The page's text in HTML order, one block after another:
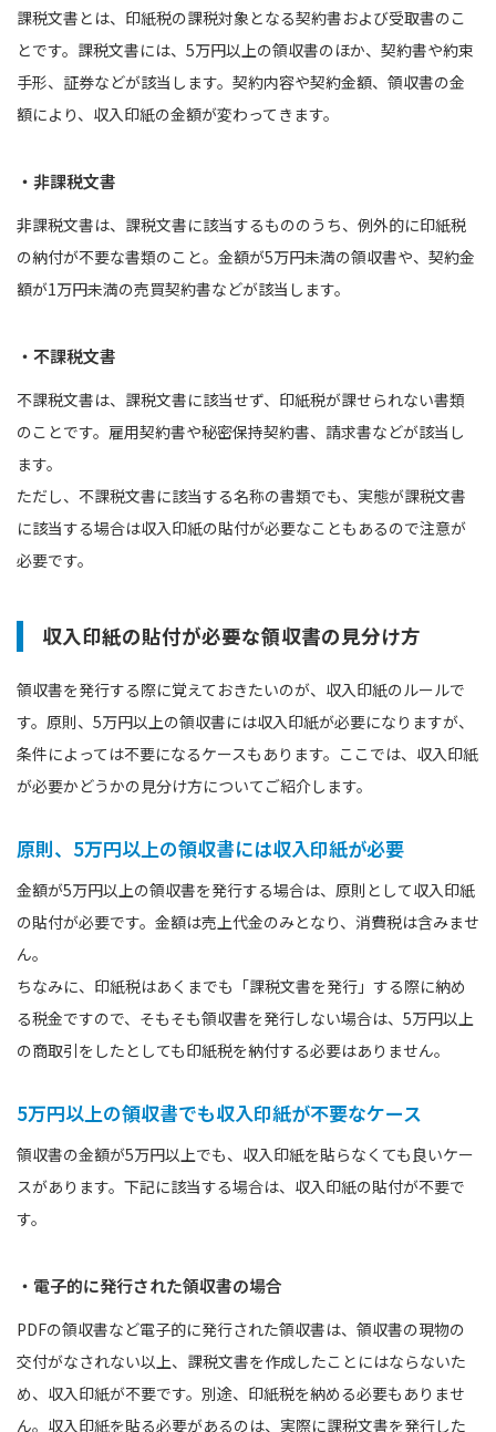
課税文書とは、印紙税の課税対象となる契約書および受取書のこ
とです。課税文書には、5万円以上の領収書のほか、契約書や約束
手形、証券などが該当します。契約内容や契約金額、領収書の金
額により、収入印紙の金額が変わってきます。
・非課税文書
非課税文書は、課税文書に該当するもののうち、例外的に印紙税
の納付が不要な書類のこと。金額が5万円未満の領収書や、契約金
額が1万円未満の売買契約書などが該当します。
・不課税文書
不課税文書は、課税文書に該当せず、印紙税が課せられない書類
のことです。雇用契約書や秘密保持契約書、請求書などが該当し
ます。
ただし、不課税文書に該当する名称の書類でも、実態が課税文書
に該当する場合は収入印紙の貼付が必要なこともあるので注意が
必要です。
収入印紙の貼付が必要な領収書の見分け方
領収書を発行する際に覚えておきたいのが、収入印紙のルールで
す。原則、5万円以上の領収書には収入印紙が必要になりますが、
条件によっては不要になるケースもあります。ここでは、収入印紙
が必要かどうかの見分け方についてご紹介します。
原則、5万円以上の領収書には収入印紙が必要
金額が5万円以上の領収書を発行する場合は、原則として収入印紙
の貼付が必要です。金額は売上代金のみとなり、消費税は含みませ
ん。
ちなみに、印紙税はあくまでも「課税文書を発行」する際に納め
る税金ですので、そもそも領収書を発行しない場合は、5万円以上
の商取引をしたとしても印紙税を納付する必要はありません。
5万円以上の領収書でも収入印紙が不要なケース
領収書の金額が5万円以上でも、収入印紙を貼らなくても良いケー
スがあります。下記に該当する場合は、収入印紙の貼付が不要で
す。
・電子的に発行された領収書の場合
PDFの領収書など電子的に発行された領収書は、領収書の現物の
交付がなされない以上、課税文書を作成したことにはならないた
め、収入印紙が不要です。別途、印紙税を納める必要もありませ
ん。収入印紙を貼る必要があるのは、実際に課税文書を発行した